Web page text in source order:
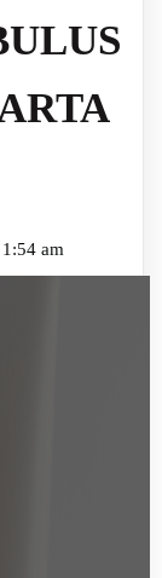
1:54 am